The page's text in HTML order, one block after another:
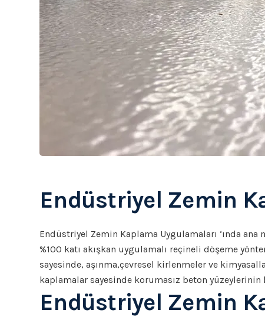
Endüstriyel Zemin
Endüstriyel Zemin Kaplama Uygulamaları ‘ında
%100 katı akışkan uygulamalı reçineli döşeme
sayesinde, aşınma,çevresel kirlenmeler ve
kaplamalar sayesinde korumasız beton yüzeylerinin
Endüstriyel Zemin